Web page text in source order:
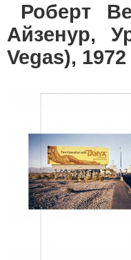
Роберт
Айзенур,
Vegas), 1972